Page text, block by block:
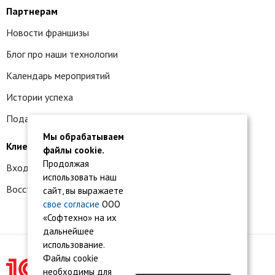
Партнерам
Новости франшизы
Блог про наши технологии
Календарь мероприятий
Истории успеха
Подать заявку на франшизу
Клиентам
Вход в личный кабинет
Восстановление доступа к сервису 1С:БО
Мы обрабатываем
файлы cookie.
Продолжая
использовать наш
сайт, вы выражаете
свое согласие ООО
«Софтехно» на их
дальнейшее
использование.
Файлы cookie
необходимы для